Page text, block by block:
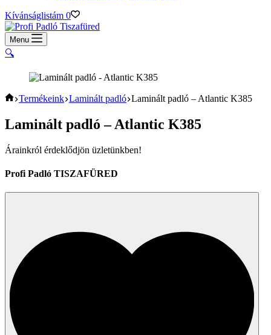
Kívánságlistám 0
Menu
🔍
Home
Termékeink Laminált padló Laminált padló – Atlantic K385
Laminált padló – Atlantic K385
Árainkról érdeklődjön üzletünkben!
Profi Padló TISZAFÜRED